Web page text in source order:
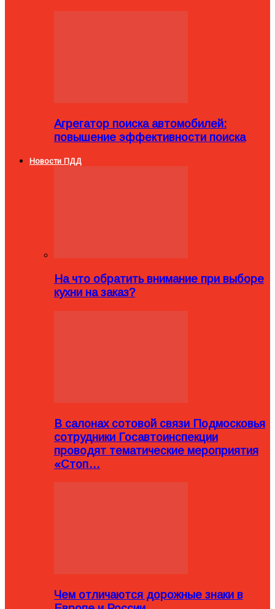
Агрегатор поиска автомобилей:
повышение эффективности поиска
Новости ПДД
На что обратить внимание при выборе
кухни на заказ?
В салонах сотовой связи Подмосковья
сотрудники Госавтоинспекции
проводят тематические мероприятия
«Стоп…
Чем отличаются дорожные знаки в